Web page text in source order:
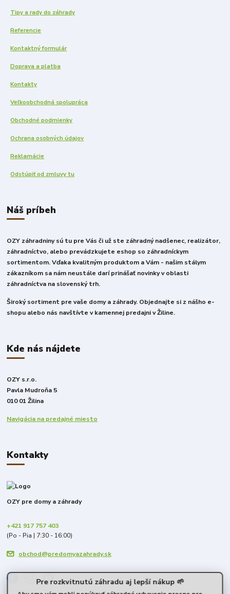
Tipy a rady do záhrady
Referencie
Kontaktný formulár
Doprava a platba
Kontakty
Veľkoobchodná spolupráca
Obchodné podmienky
Ochrana osobných údajov
Reklamácie
Odstúpiť od zmluvy tu
Náš príbeh
OZY záhradniny sú tu pre Vás či už ste záhradný nadšenec, realizátor,
záhradníctvo, alebo prevádzkujete eshop so záhradníckym
sortimentom. Vďaka kvalitným produktom a Vám - našim stálym
zákazníkom sa nám neustále darí prinášať novinky v oblasti
záhradníctva na slovenský trh.
Široký sortiment pre vaše domy a záhrady. Objednajte si z nášho e-
shopu alebo nás navštívte v kamennej predajni v Žiline.
Kde nás nájdete
OZY s.r.o.
Pavla Mudroňa 5
010 01 Žilina
Navigácia na predajné miesto
Kontakty
OZY pre domy a záhrady
+421 917 757 403
(Po - Pia | 7:30 - 16:00)
obchod@predomyazahrady.sk
Pre rozkvitnutú záhradu aj lepší nákup 🌱